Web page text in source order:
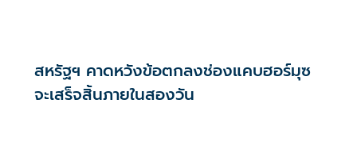
สหรัฐฯ คาดหวังข้อตกลงช่องแคบฮอร์มุซ
จะเสร็จสิ้นภายในสองวัน